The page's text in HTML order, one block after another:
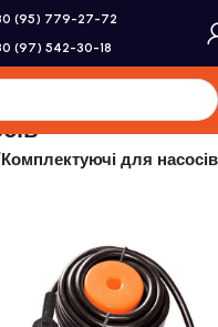
(95) 779-27-72
(97) 542-30-18
Комплектуючі для насосів